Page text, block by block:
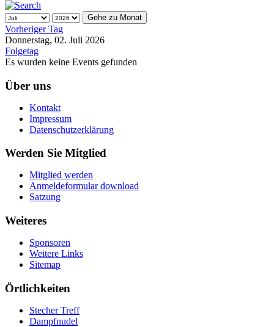
Gehe zu Monat
Vorheriger Tag
Donnerstag, 02. Juli 2026
Folgetag
Es wurden keine Events gefunden
Über uns
Kontakt
Impressum
Datenschutzerklärung
Werden Sie Mitglied
Mitglied werden
Anmeldeformular download
Satzung
Weiteres
Sponsoren
Weitere Links
Sitemap
Örtlichkeiten
Stecher Treff
Dampfnudel